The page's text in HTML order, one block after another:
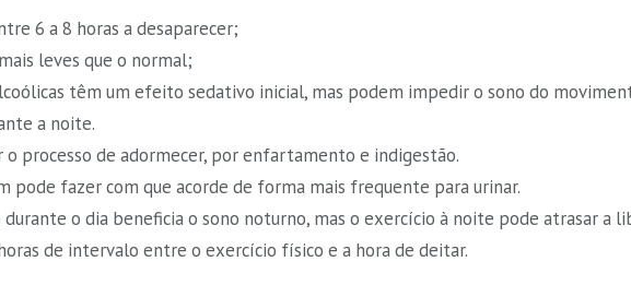
6 a 8 horas a desaparecer;
leves que o normal;
têm um efeito sedativo inicial, mas podem impedir o sono do
a noite.
processo de adormecer, por enfartamento e indigestão.
pode fazer com que acorde de forma mais frequente para urinar.
o dia beneficia o sono noturno, mas o exercício à noite pode atrasar a
de intervalo entre o exercício físico e a hora de deitar.